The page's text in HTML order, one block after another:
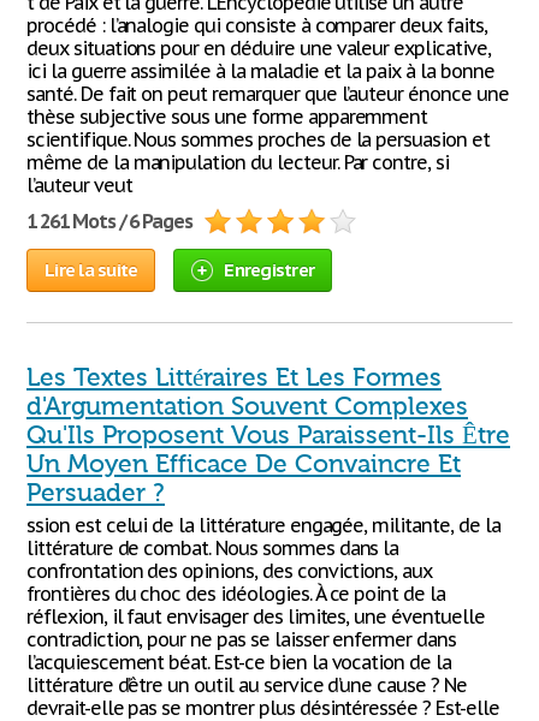
procédé : l’analogie qui consiste à comparer deux faits,
deux situations pour en déduire une valeur explicative,
ici la guerre assimilée à la maladie et la paix à la bonne
santé. De fait on peut remarquer que l’auteur énonce une
thèse subjective sous une forme apparemment
scientifique. Nous sommes proches de la persuasion et
même de la manipulation du lecteur. Par contre, si
l’auteur veut
1 261 Mots / 6 Pages
Lire la suite Enregistrer
Les Textes Littéraires Et Les Formes
d'Argumentation Souvent Complexes
Qu'Ils Proposent Vous Paraissent-Ils Être
Un Moyen Efficace De Convaincre Et
Persuader ?
ssion est celui de la littérature engagée, militante, de la
littérature de combat. Nous sommes dans la
confrontation des opinions, des convictions, aux
frontières du choc des idéologies. À ce point de la
réflexion, il faut envisager des limites, une éventuelle
contradiction, pour ne pas se laisser enfermer dans
l’acquiescement béat. Est-ce bien la vocation de la
littérature d’être un outil au service d’une cause ? Ne
devrait-elle pas se montrer plus désintéressée ? Est-elle